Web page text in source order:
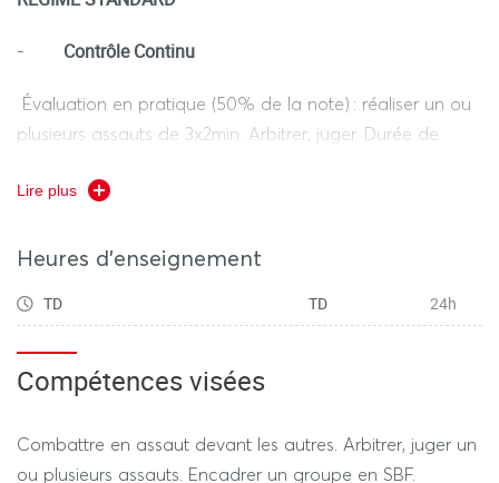
- Contrôle Continu
Évaluation en pratique (50% de la note) : réaliser un ou
plusieurs assauts de 3x2min. Arbitrer, juger. Durée de
l’épreuve écrite hors tiers temps 1h
REGIME DEROGATOIRE
Evaluation Continu
dérogatoires)
Lire plus
Heures d'enseignement
TD TD 24h
Compétences visées
Combattre en assaut devant les autres. Arbitrer, juger un
ou plusieurs assauts. Encadrer un groupe en SBF.